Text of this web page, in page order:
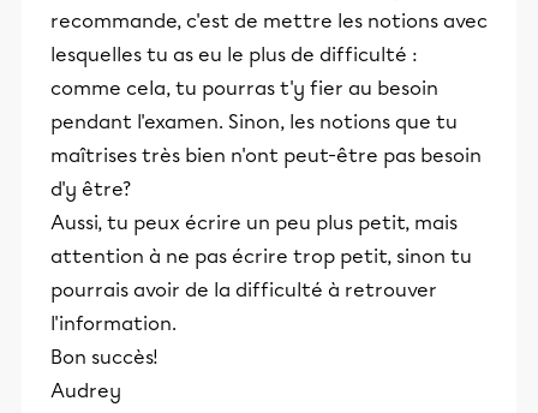
recommande, c'est de mettre les notions avec
lesquelles tu as eu le plus de difficulté :
comme cela, tu pourras t'y fier au besoin
pendant l'examen. Sinon, les notions que tu
maîtrises très bien n'ont peut-être pas besoin
d'y être?
Aussi, tu peux écrire un peu plus petit, mais
attention à ne pas écrire trop petit, sinon tu
pourrais avoir de la difficulté à retrouver
l'information.
Bon succès!
Audrey